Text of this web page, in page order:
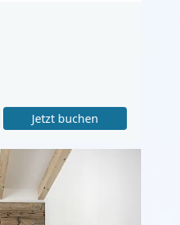
Jetzt buchen